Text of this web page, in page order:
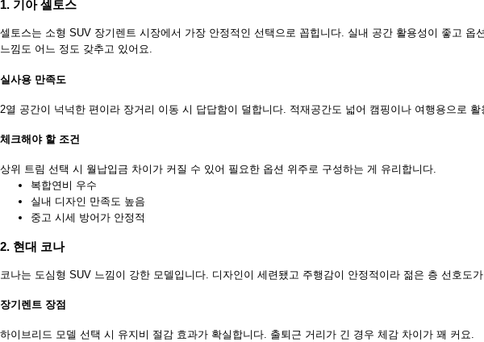
1. 기아 셀토스
셀토스는 소형 SUV 장기렌트 시장에서 가장 안정적인 선택으로 꼽힙니다. 실내 공간 활용성이 좋고 옵
느낌도 어느 정도 갖추고 있어요.
실사용 만족도
2열 공간이 넉넉한 편이라 장거리 이동 시 답답함이 덜합니다. 적재공간도 넓어 캠핑이나 여행용으로 활
체크해야 할 조건
상위 트림 선택 시 월납입금 차이가 커질 수 있어 필요한 옵션 위주로 구성하는 게 유리합니다.
복합연비 우수
실내 디자인 만족도 높음
중고 시세 방어가 안정적
2. 현대 코나
코나는 도심형 SUV 느낌이 강한 모델입니다. 디자인이 세련됐고 주행감이 안정적이라 젊은 층 선호도가
장기렌트 장점
하이브리드 모델 선택 시 유지비 절감 효과가 확실합니다. 출퇴근 거리가 긴 경우 체감 차이가 꽤 커요.